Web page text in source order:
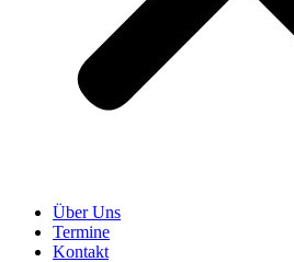
Über Uns
Termine
Kontakt